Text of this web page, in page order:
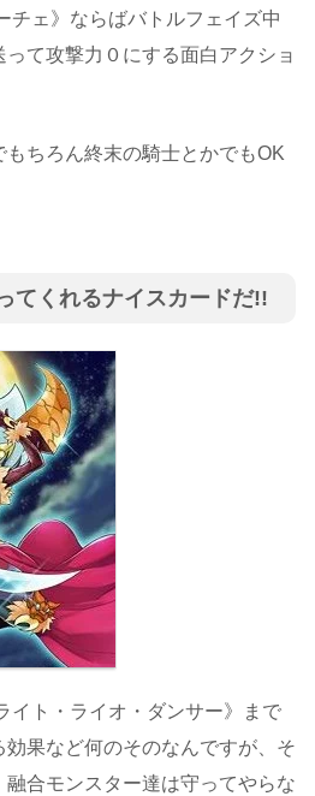
チェ》 ならばバトルフェイズ中
て攻撃力０にする面白アクショ
ちろん終末の騎士とかでもOK
てくれるナイスカードだ!!
イト・ライオ・ダンサー》まで
果など何のそのなんですが、そ
合モンスター達は守ってやらな